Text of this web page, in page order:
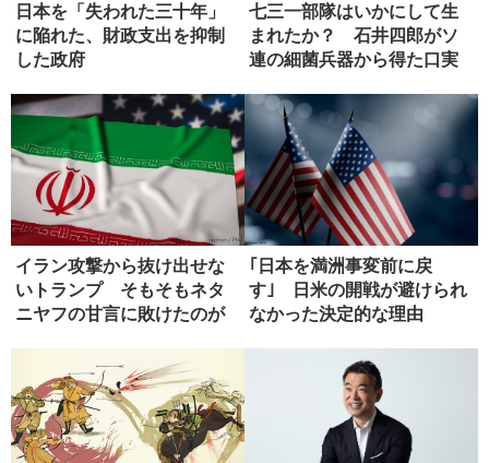
日本を「失われた三十年」
に陥れた、財政支出を抑制
した政府
七三一部隊はいかにして生
まれたか？ 石井四郎がソ
連の細菌兵器から得た口実
イラン攻撃から抜け出せな
いトランプ そもそもネタ
ニヤフの甘言に敗けたのが
｢日本を満洲事変前に戻
す｣ 日米の開戦が避けられ
なかった決定的な理由